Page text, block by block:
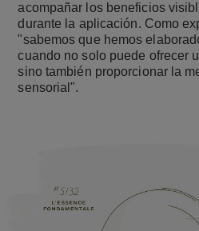
acompañar los beneficios
durante la aplicación. Como
"sabemos que hemos
cuando no solo puede ofrecer
sino también proporcionar la
sensorial".